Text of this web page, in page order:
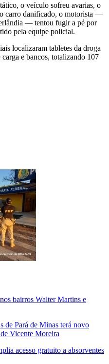
o veículo sofreu avarias, o
carro danificado, o motorista —
— tentou fugir a pé por
pela equipe policial.
localizaram tabletes da droga
e bancos, totalizando 107
bairros Walter Martins e
de Pará de Minas terá novo
Vicente Moreira
acesso gratuito a absorventes